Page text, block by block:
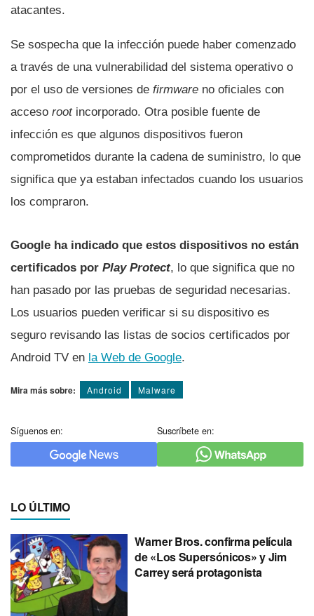
atacantes.
Se sospecha que la infección puede haber comenzado
a través de una vulnerabilidad del sistema operativo o
por el uso de versiones de firmware no oficiales con
acceso rootincorporado. Otra posible fuente de
infección es que algunos dispositivos fueron
comprometidos durante la cadena de suministro, lo que
significa que ya estaban infectados cuando los usuarios
los compraron.
Google ha indicado que estos dispositivos no están
certificados por Play Protect, lo que significa que no
han pasado por las pruebas de seguridad necesarias.
Los usuarios pueden verificar si su dispositivo es
seguro revisando las listas de socios certificados por
Android TV en la Web de Google.
Mira más sobre: Android Malware
Síguenos en: Suscríbete en:
LO ÚLTIMO
Warner Bros. confirma película
de «Los Supersónicos» y Jim
Carrey será protagonista